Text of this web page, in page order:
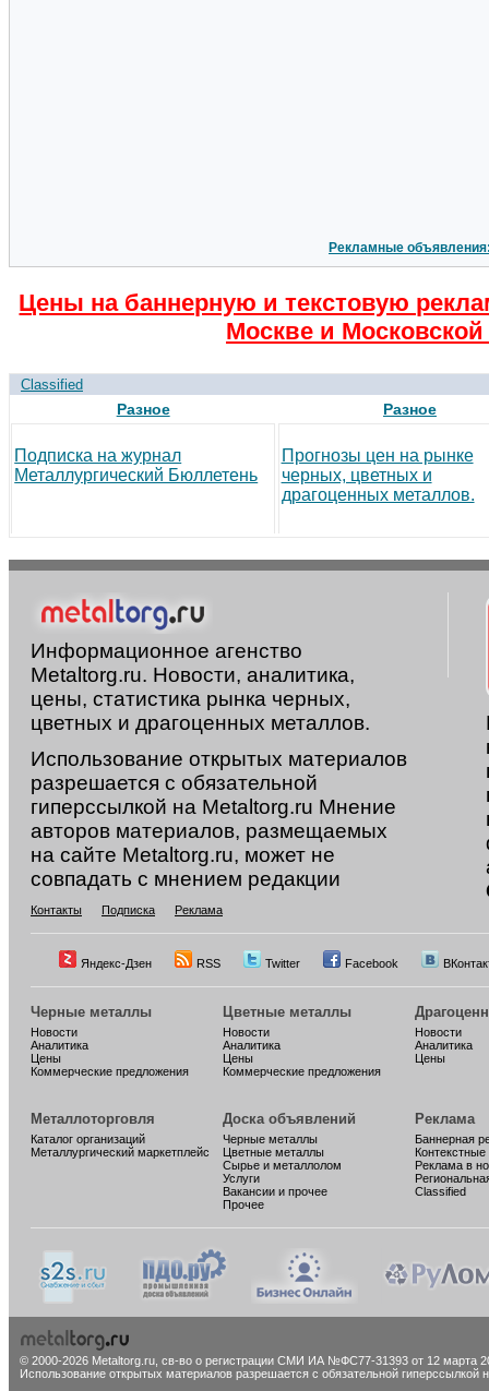
Рекламные
Цены на баннерную и текстовую
Москве и Московской
Classified
Разное
Подписка на журнал
Металлургический Бюллетень
Разное
Прогнозы цен на рынке
черных, цветных и
драгоценных металлов.
Информационное агенство
Metaltorg.ru. Новости, аналитика,
цены, статистика рынка черных,
цветных и драгоценных металлов.
Использование открытых материалов
разрешается с обязательной
гиперссылкой на Metaltorg.ru Мнение
авторов материалов, размещаемых
на сайте Metaltorg.ru, может не
совпадать с мнением редакции
Контакты Подписка Реклама
Яндекс-Дзен RSS Twitter Facebook
Черные металлы
Новости
Аналитика
Цены
Коммерческие предложения
Цветные металлы
Новости
Аналитика
Цены
Коммерческие предложения
Новости
Аналитика
Цены
Металлоторговля
Каталог организаций
Металлургический маркетплейс
Доска объявлений
Черные металлы
Цветные металлы
Сырье и металлолом
Услуги
Вакансии и прочее
Прочее
Реклама
Баннерная
Реклама в
Classified
© 2000-2026 Metaltorg.ru, св-во о регистрации СМИ ИА №ФС77-31393 от 12 марта
Использование открытых материалов разрешается с обязательной гиперссылкой